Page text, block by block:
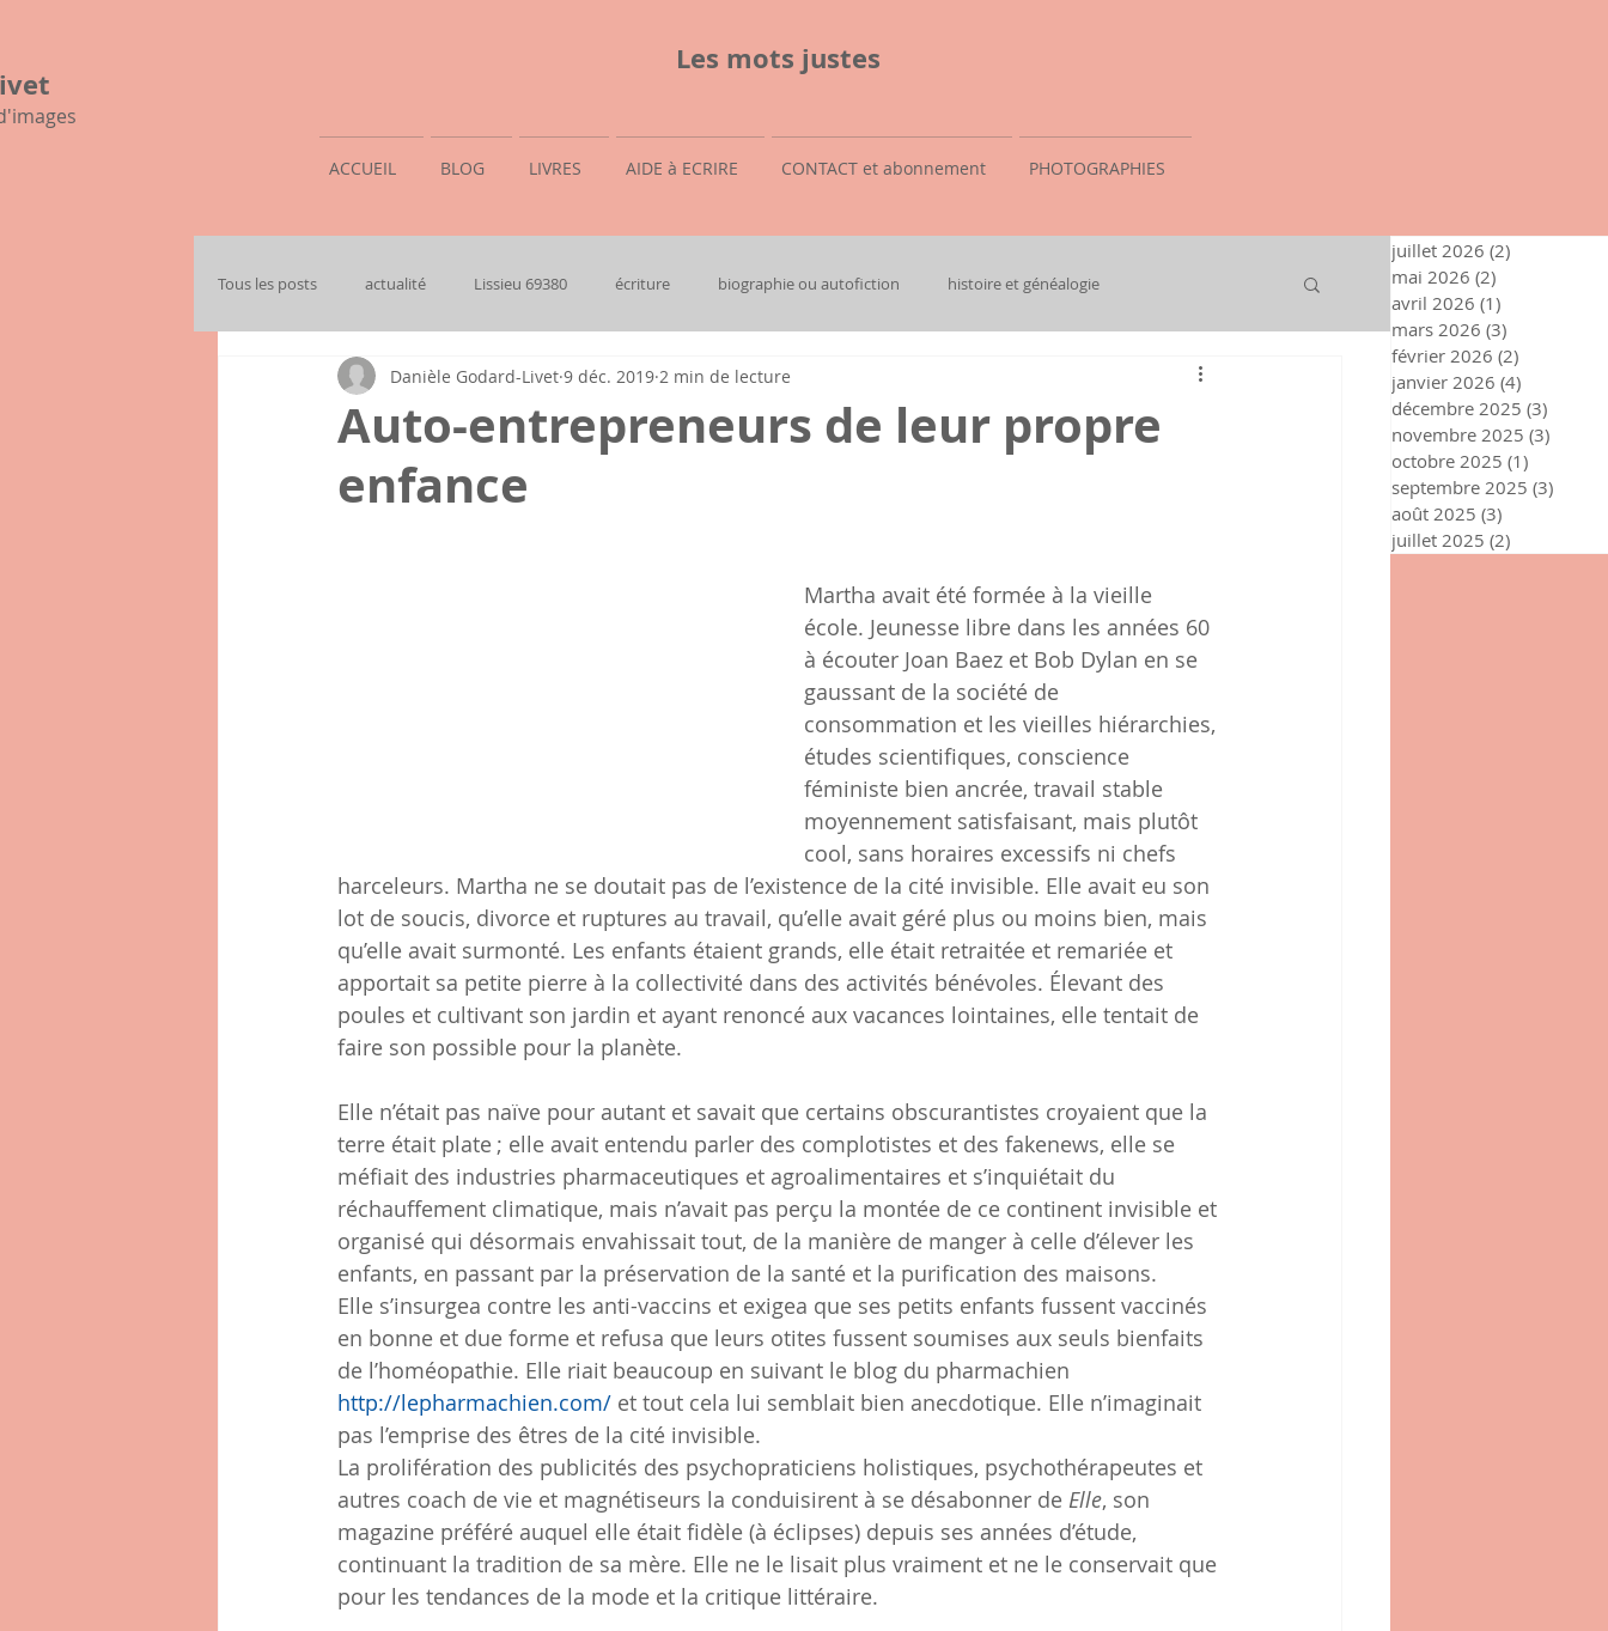
Les mots justes
ACCUEIL BLOG LIVRES AIDE à ECRIRE CONTACT et abonnement PHOTOGRAPHIES
Tous les posts actualité Lissieu 69380 écriture biographie ou autofiction histoire et généalogie
mon histoire familiale
Auto-entrepreneurs de leur propre
enfance
Danièle Godard-Livet 9 déc. 2019 2 min de lecture
Martha avait été formée à la vieille
école. Jeunesse libre dans les années 60
à écouter Joan Baez et Bob Dylan en se
gaussant de la société de
consommation et les vieilles hiérarchies,
études scientifiques, conscience
féministe bien ancrée, travail stable
moyennement satisfaisant, mais plutôt
cool, sans horaires excessifs ni chefs
harceleurs. Martha ne se doutait pas de l’existence de la cité invisible. Elle avait eu son
lot de soucis, divorce et ruptures au travail, qu’elle avait géré plus ou moins bien, mais
qu’elle avait surmonté. Les enfants étaient grands, elle était retraitée et remariée et
apportait sa petite pierre à la collectivité dans des activités bénévoles. Élevant des
poules et cultivant son jardin et ayant renoncé aux vacances lointaines, elle tentait de
faire son possible pour la planète.
Elle n’était pas naïve pour autant et savait que certains obscurantistes croyaient que la
terre était plate ; elle avait entendu parler des complotistes et des fakenews, elle se
méfiait des industries pharmaceutiques et agroalimentaires et s’inquiétait du
réchauffement climatique, mais n’avait pas perçu la montée de ce continent invisible et
organisé qui désormais envahissait tout, de la manière de manger à celle d’élever les
enfants, en passant par la préservation de la santé et la purification des maisons.
Elle s’insurgea contre les anti-vaccins et exigea que ses petits enfants fussent vaccinés
en bonne et due forme et refusa que leurs otites fussent soumises aux seuls bienfaits
de l’homéopathie. Elle riait beaucoup en suivant le blog du pharmachien
http://lepharmachien.com/ et tout cela lui semblait bien anecdotique. Elle n’imaginait
pas l’emprise des êtres de la cité invisible.
La prolifération des publicités des psychopraticiens holistiques, psychothérapeutes et
autres coach de vie et magnétiseurs la conduisirent à se désabonner de Elle, son
magazine préféré auquel elle était fidèle (à éclipses) depuis ses années d’étude,
continuant la tradition de sa mère. Elle ne le lisait plus vraiment et ne le conservait que
pour les tendances de la mode et la critique littéraire.
juillet 2026 (2)
mai 2026 (2)
avril 2026 (1)
mars 2026 (3)
février 2026 (2)
janvier 2026 (4)
décembre 2025 (3)
novembre 2025 (3)
octobre 2025 (1)
septembre 2025 (3)
août 2025 (3)
juillet 2025 (2)